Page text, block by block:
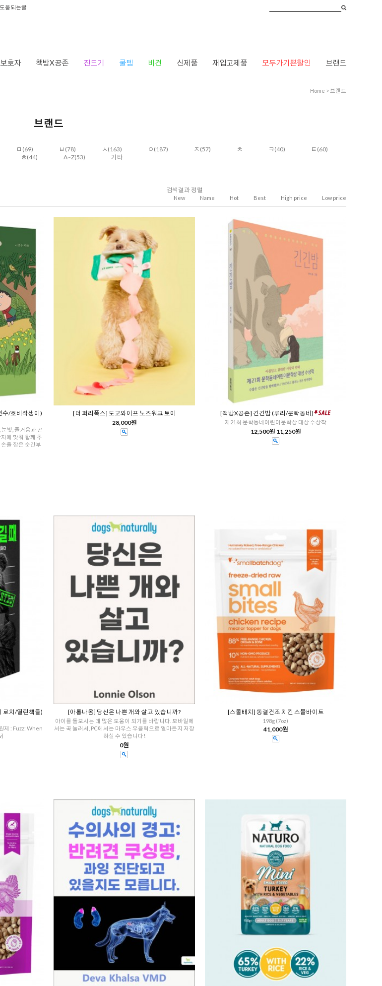
도움되는글
호자 책방X공존 진드기 쿨템 비건 신제품 재입고제품 모두가기쁜할인 브랜드
Home > 브랜드
브랜드
ㅁ (69) ㅂ (78) ㅅ(163) ㅇ (187) ㅈ (57) ㅊ ㅋ (40) ㅌ (60)
ㅎ(44) A~Z(53) 기타
검색결과 정렬
New Name Hot Best High price Low price
수/호비작생이)
빛, 즐거움과 곤
에 맞춰 함께 추
을 잡은 순간부
[더 퍼리폭스] 도고와이프 노즈워크 토이
28,000원
[책방X공존] 긴긴밤 (루리/문학동네)
제21회 문학동네어린이문학상 대상 수상작
12,500원 11,250원
로치/열린책들)
제 : Fuzz: When
[아롬나옴] 당신은 나쁜 개와 살고 있습니까?
아이를 돌보시는 데 많은 도움이 되기를 바랍니다. 모바일에
서는 꾹 눌러서, PC에서는 마우스 우클릭으로 얼마든지 저장
하실 수 있습니다!
0원
[스몰배치] 동결건조 치킨 스몰바이트
198g (7oz)
41,000원